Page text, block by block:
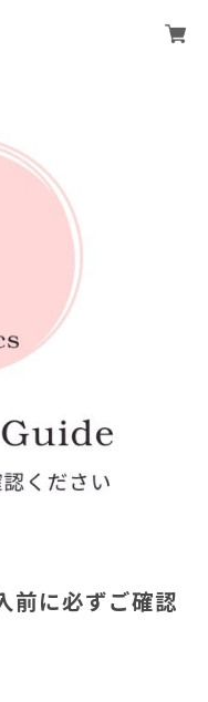
に必ずご確認